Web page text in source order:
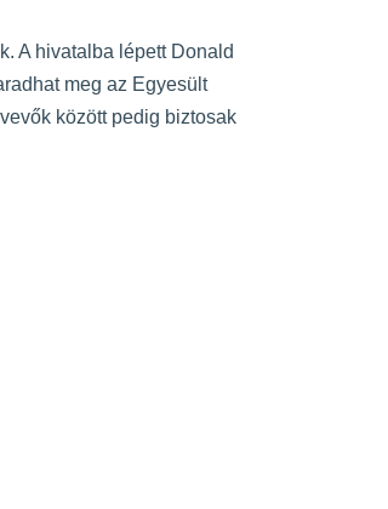
A hivatalba lépett Donald
meg az Egyesült
között pedig biztosak